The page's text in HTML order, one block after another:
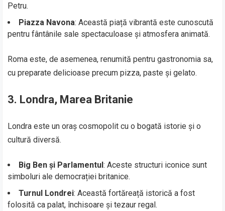
Petru.
Piazza Navona: Această piață vibrantă este cunoscută
pentru fântânile sale spectaculoase și atmosfera animată.
Roma este, de asemenea, renumită pentru gastronomia sa,
cu preparate delicioase precum pizza, paste și gelato.
3. Londra, Marea Britanie
Londra este un oraș cosmopolit cu o bogată istorie și o
cultură diversă.
Big Ben și Parlamentul: Aceste structuri iconice sunt
simboluri ale democrației britanice.
Turnul Londrei: Această fortăreață istorică a fost
folosită ca palat, închisoare și tezaur regal.